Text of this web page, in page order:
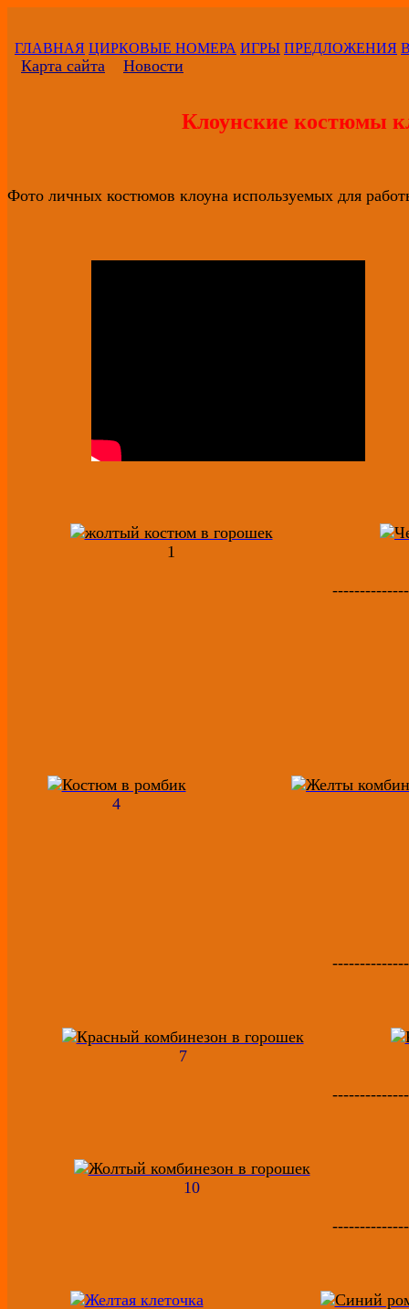
ГЛАВНАЯ ЦИРКОВЫЕ НОМЕРА ИГРЫ ПРЕДЛОЖЕНИЯ
Карта сайта Новости
Клоунские костюмы
Фото личных костюмов клоуна используемых для
1
4
7
10